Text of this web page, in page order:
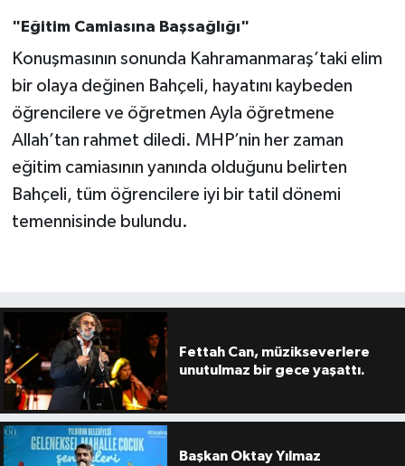
"Eğitim Camiasına Başsağlığı"
Konuşmasının sonunda Kahramanmaraş’taki elim
bir olaya değinen Bahçeli, hayatını kaybeden
öğrencilere ve öğretmen Ayla öğretmene
Allah’tan rahmet diledi. MHP’nin her zaman
eğitim camiasının yanında olduğunu belirten
Bahçeli, tüm öğrencilere iyi bir tatil dönemi
temennisinde bulundu.
Fettah Can, müzikseverlere
unutulmaz bir gece yaşattı.
Başkan Oktay Yılmaz